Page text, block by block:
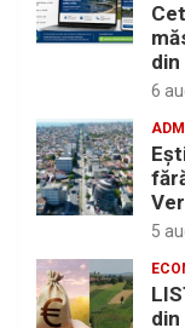
din
6
5
din